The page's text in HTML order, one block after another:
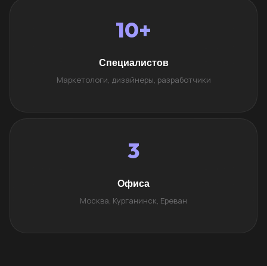
10+
Специалистов
Маркетологи, дизайнеры, разработчики
3
Офиса
Москва, Курганинск, Ереван